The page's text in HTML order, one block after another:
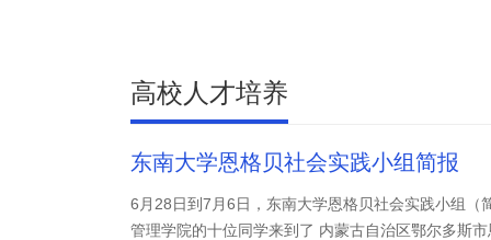
高校人才培养
东南大学恩格贝社会实践小组简报
6月28日到7月6日，东南大学恩格贝社会实践小组（
管理学院的十位同学来到了 内蒙古自治区鄂尔多斯